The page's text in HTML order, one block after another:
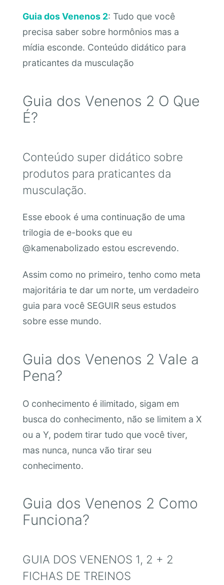
Guia dos Venenos 2: Tudo que você
precisa saber sobre hormônios mas a
mídia esconde. Conteúdo didático para
praticantes da musculação
Guia dos Venenos 2 O Que
É?
Conteúdo super didático sobre
produtos para praticantes da
musculação.
Esse ebook é uma continuação de uma
trilogia de e-books que eu
@kamenabolizado estou escrevendo.
Assim como no primeiro, tenho como meta
majoritária te dar um norte, um verdadeiro
guia para você SEGUIR seus estudos
sobre esse mundo.
Guia dos Venenos 2 Vale a
Pena?
O conhecimento é ilimitado, sigam em
busca do conhecimento, não se limitem a X
ou a Y, podem tirar tudo que você tiver,
mas nunca, nunca vão tirar seu
conhecimento.
Guia dos Venenos 2 Como
Funciona?
GUIA DOS VENENOS 1, 2 + 2
FICHAS DE TREINOS